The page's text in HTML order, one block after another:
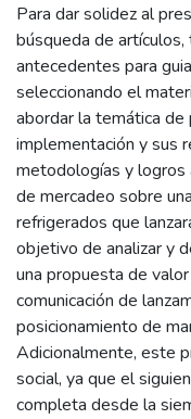
Para dar solidez al
búsqueda de
antecedentes para
seleccionando el
abordar la temática de
implementación y sus
metodologías y logros
de mercadeo sobre
refrigerados que
objetivo de analizar y
una propuesta de
comunicación de
posicionamiento de
Adicionalmente, este
social, ya que el
completa desde la